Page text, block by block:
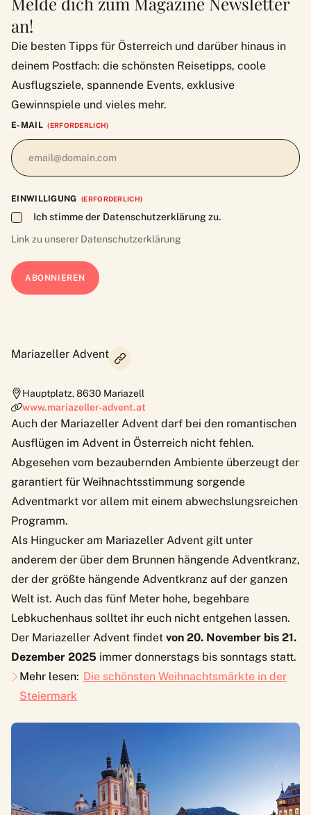
an!
Die besten Tipps für Österreich und darüber hinaus in
deinem Postfach: die schönsten Reisetipps, coole
Ausflugsziele, spannende Events, exklusive
Gewinnspiele und vieles mehr.
E-MAIL (ERFORDERLICH)
EINWILLIGUNG (ERFORDERLICH)
Ich stimme der Datenschutzerklärung zu.
Link zu unserer Datenschutzerklärung
Mariazeller Advent
Hauptplatz,8630 Mariazell
www.mariazeller-advent.at
Auch der Mariazeller Advent darf bei den romantischen
Ausflügen im Advent in Österreich nicht fehlen.
Abgesehen vom bezaubernden Ambiente überzeugt der
garantiert für Weihnachtsstimmung sorgende
Adventmarkt vor allem mit einem abwechslungsreichen
Programm.
Als Hingucker am Mariazeller Advent gilt unter
anderem der über dem Brunnen hängende Adventkranz,
der der größte hängende Adventkranz auf der ganzen
Welt ist. Auch das fünf Meter hohe, begehbare
Lebkuchenhaus solltet ihr euch nicht entgehen lassen.
Der Mariazeller Advent findet von 20. November bis 21.
Dezember 2025 immer donnerstags bis sonntags statt.
Mehr lesen: Die schönsten Weihnachtsmärkte in der
Steiermark